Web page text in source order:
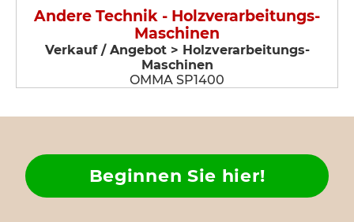
Andere Technik - Holzverarbeitungs-
Maschinen
Verkauf / Angebot > Holzverarbeitungs-
Maschinen
OMMA SP1400
Beginnen Sie hier!